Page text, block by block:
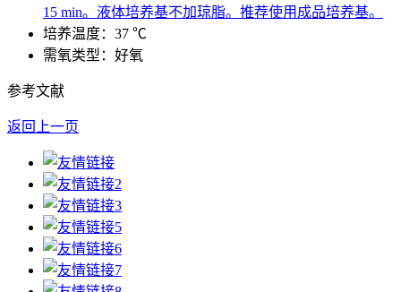
15 min。液体培养基不加琼脂。推荐使用成品培养基。
培养温度：37 ℃
需氧类型：好氧
参考文献
返回上一页